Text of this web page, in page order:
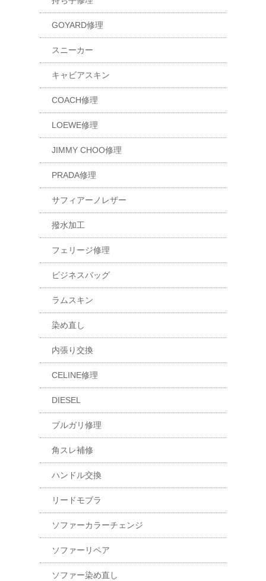
GOYARD修理
スニーカー
キャビアスキン
COACH修理
LOEWE修理
JIMMY CHOO修理
PRADA修理
サフィアーノレザー
撥水加工
フェリージ修理
ビジネスバッグ
ラムスキン
染め直し
内張り交換
CELINE修理
DIESEL
ブルガリ修理
角スレ補修
ハンドル交換
リードモブラ
ソファーカラーチェンジ
ソファーリペア
ソファー染め直し